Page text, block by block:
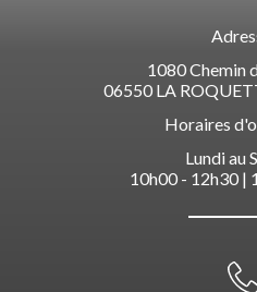
1080 Chemin
06550 LA
Horaires
Lundi au
10h00 - 12h30 |